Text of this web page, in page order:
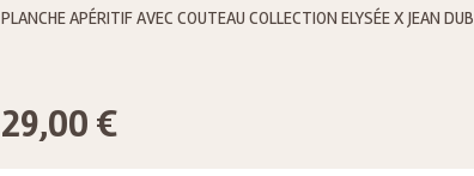
PLANCHE APÉRITIF AVEC COUTEAU COLLECTION ELYSÉE X JEAN
29,00 €